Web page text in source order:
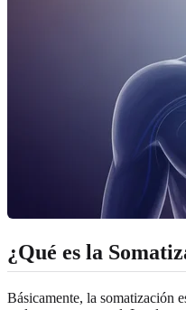
¿Qué es la
Básicamente, la somatización